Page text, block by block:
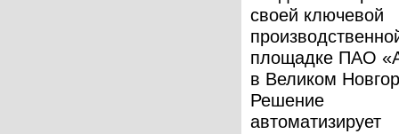
своей ключевой
площадке ПАО
в Великом
Решение
автоматизирует